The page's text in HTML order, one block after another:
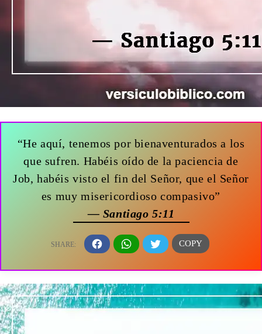
“He aquí, tenemos por bienaventurados a los
que sufren. Habéis oído de la paciencia de
Job, habéis visto el fin del Señor, que el Señor
es muy misericordioso compasivo”
— Santiago 5:11